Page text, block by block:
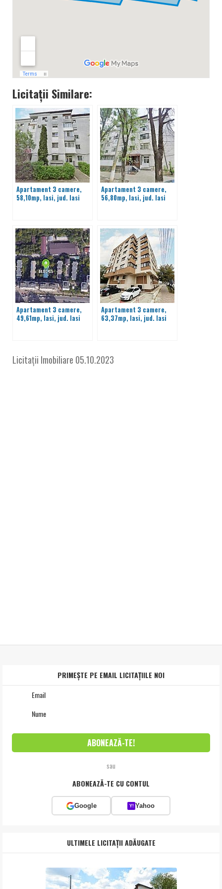
Licitații Similare:
Apartament 3 camere,
58,10mp, Iasi, jud. Iasi
Apartament 3 camere,
56,80mp, Iasi, jud. Iasi
Apartament 3 camere,
49,61mp, Iasi, jud. Iasi
Apartament 3 camere,
63,37mp, Iasi, jud. Iasi
Licitații Imobiliare 05.10.2023
PRIMEȘTE PE EMAIL LICITAȚIILE NOI
sau
ABONEAZĂ-TE CU CONTUL
Google Y! Yahoo
ULTIMELE LICITAȚII ADĂUGATE